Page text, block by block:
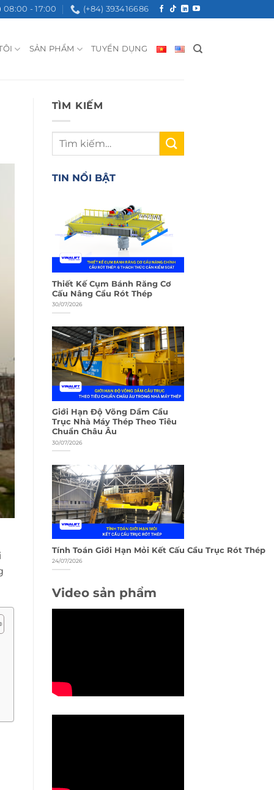
08:00 - 17:00 (+84) 393416686
SẢN PHẨM TUYỂN DỤNG
TÌM KIẾM
TIN NỔI BẬT
Thiết Kế Cụm Bánh Răng Cơ
Cấu Nâng Cẩu Rót Thép
30/07/2026
Giới Hạn Độ Võng Dầm Cầu
Trục Nhà Máy Thép Theo Tiêu
Chuẩn Châu Âu
30/07/2026
Tính Toán Giới Hạn Mỏi Kết Cấu Cầu Trục Rót Thép
24/07/2026
Video sản phẩm